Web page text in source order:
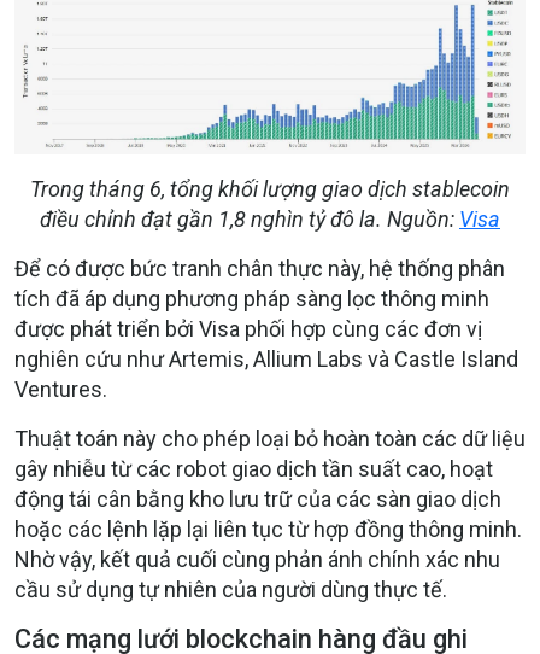
Trong tháng 6, tổng khối lượng giao dịch stablecoin
điều chỉnh đạt gần 1,8 nghìn tỷ đô la. Nguồn: Visa
Để có được bức tranh chân thực này, hệ thống phân
tích đã áp dụng phương pháp sàng lọc thông minh
được phát triển bởi Visa phối hợp cùng các đơn vị
nghiên cứu như Artemis, Allium Labs và Castle Island
Ventures.
Thuật toán này cho phép loại bỏ hoàn toàn các dữ liệu
gây nhiễu từ các robot giao dịch tần suất cao, hoạt
động tái cân bằng kho lưu trữ của các sàn giao dịch
hoặc các lệnh lặp lại liên tục từ hợp đồng thông minh.
Nhờ vậy, kết quả cuối cùng phản ánh chính xác nhu
cầu sử dụng tự nhiên của người dùng thực tế.
Các mạng lưới blockchain hàng đầu ghi